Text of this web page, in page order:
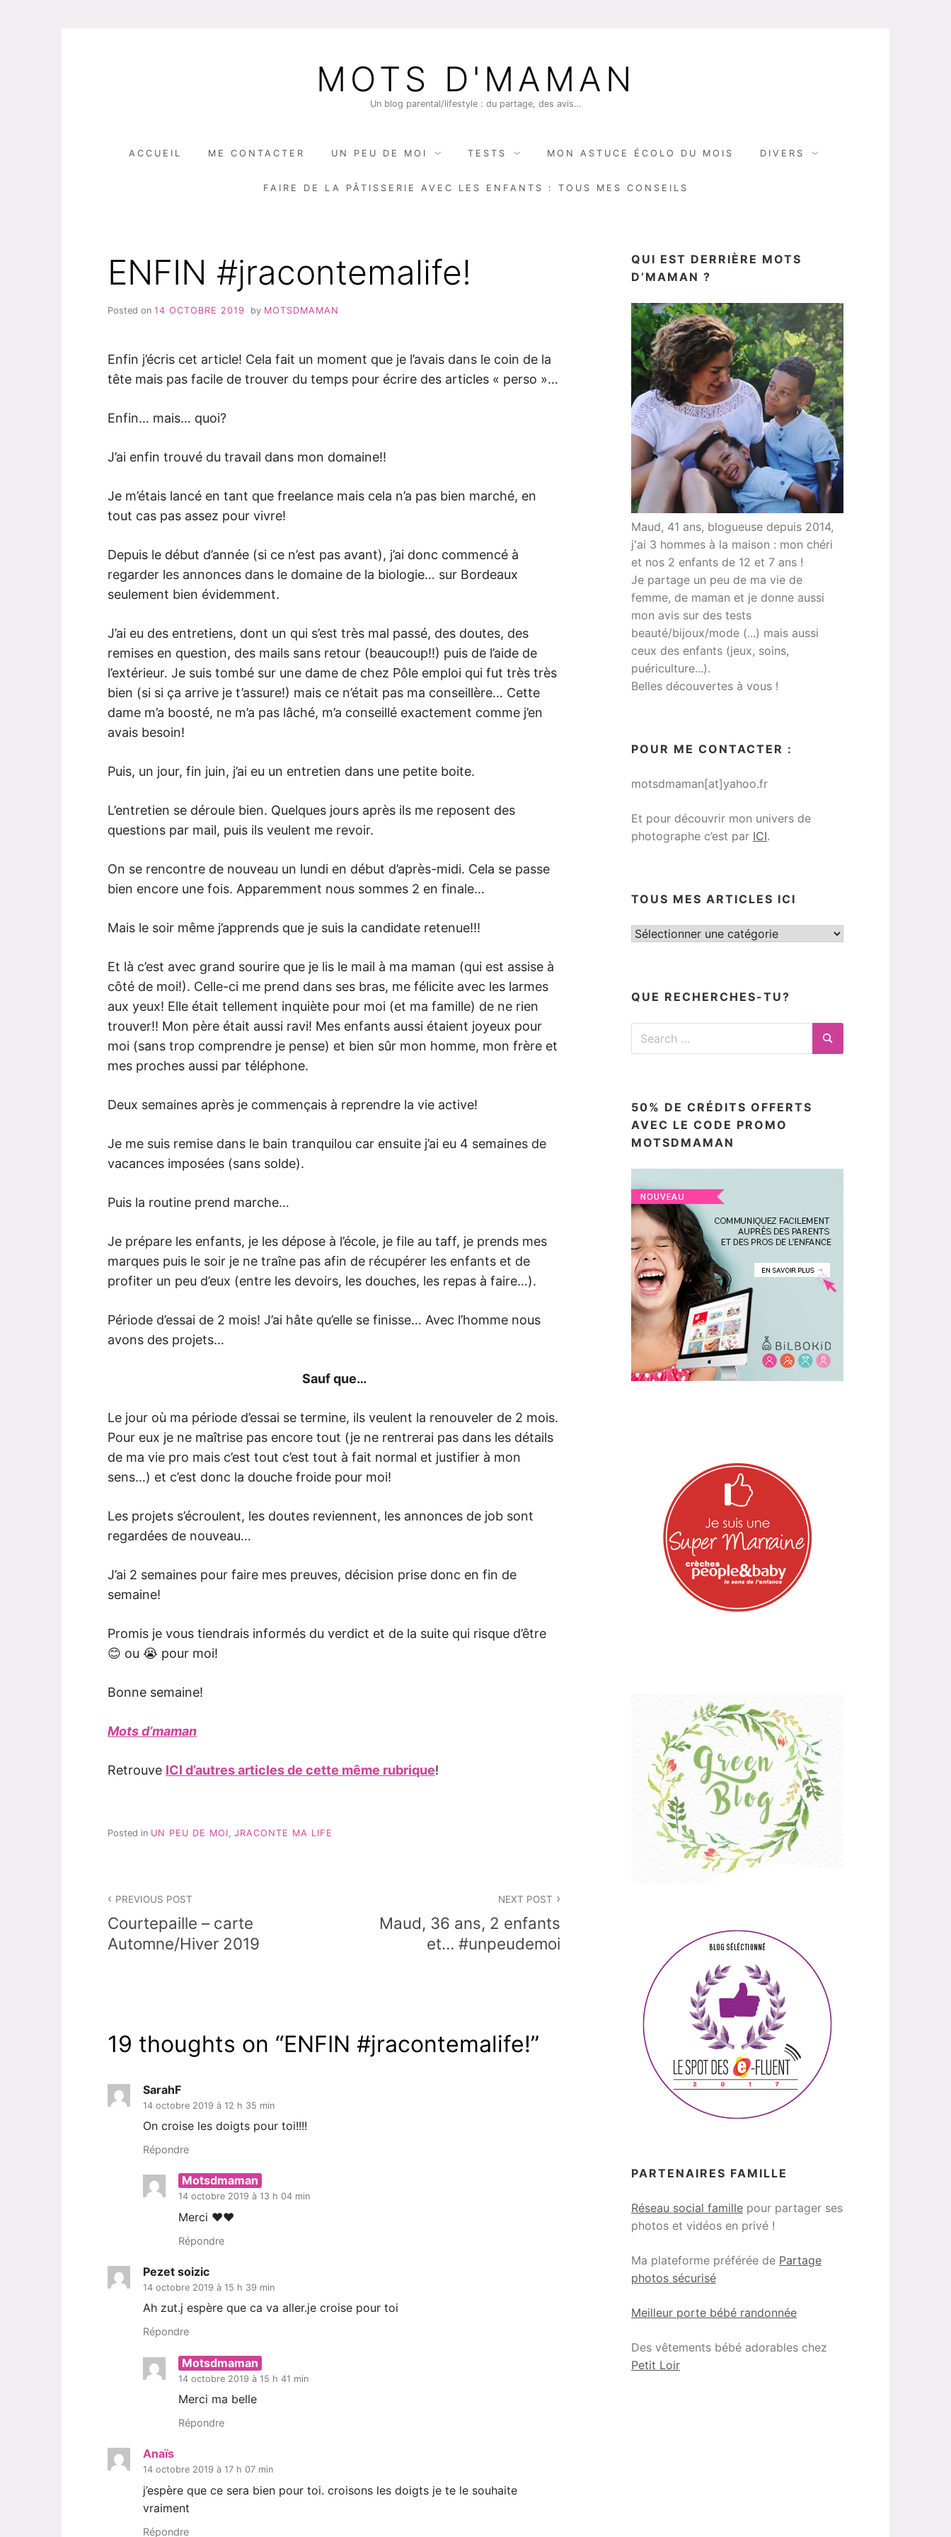
MOTS D'MAMAN
Un blog parental/lifestyle : du partage, des avis…
ACCUEIL ME CONTACTER UN PEU DE MOI TESTS MON ASTUCE ÉCOLO DU MOIS DIVERS
FAIRE DE LA PÂTISSERIE AVEC LES ENFANTS : TOUS MES CONSEILS
ENFIN #jracontemalife!
Posted on 14 OCTOBRE 2019 by MOTSDMAMAN
Enfin j’écris cet article! Cela fait un moment que je l’avais dans le coin de la
tête mais pas facile de trouver du temps pour écrire des articles « perso »…
Enfin… mais… quoi?
J’ai enfin trouvé du travail dans mon domaine!!
Je m’étais lancé en tant que freelance mais cela n’a pas bien marché, en
tout cas pas assez pour vivre!
Depuis le début d’année (si ce n’est pas avant), j’ai donc commencé à
regarder les annonces dans le domaine de la biologie… sur Bordeaux
seulement bien évidemment.
J’ai eu des entretiens, dont un qui s’est très mal passé, des doutes, des
remises en question, des mails sans retour (beaucoup!!) puis de l’aide de
l’extérieur. Je suis tombé sur une dame de chez Pôle emploi qui fut très très
bien (si si ça arrive je t’assure!) mais ce n’était pas ma conseillère… Cette
dame m’a boosté, ne m’a pas lâché, m’a conseillé exactement comme j’en
avais besoin!
Puis, un jour, fin juin, j’ai eu un entretien dans une petite boite.
L’entretien se déroule bien. Quelques jours après ils me reposent des
questions par mail, puis ils veulent me revoir.
On se rencontre de nouveau un lundi en début d’après-midi. Cela se passe
bien encore une fois. Apparemment nous sommes 2 en finale…
Mais le soir même j’apprends que je suis la candidate retenue!!!
Et là c’est avec grand sourire que je lis le mail à ma maman (qui est assise à
côté de moi!). Celle-ci me prend dans ses bras, me félicite avec les larmes
aux yeux! Elle était tellement inquiète pour moi (et ma famille) de ne rien
trouver!! Mon père était aussi ravi! Mes enfants aussi étaient joyeux pour
moi (sans trop comprendre je pense) et bien sûr mon homme, mon frère et
mes proches aussi par téléphone.
Deux semaines après je commençais à reprendre la vie active!
Je me suis remise dans le bain tranquilou car ensuite j’ai eu 4 semaines de
vacances imposées (sans solde).
Puis la routine prend marche…
Je prépare les enfants, je les dépose à l’école, je file au taff, je prends mes
marques puis le soir je ne traîne pas afin de récupérer les enfants et de
profiter un peu d’eux (entre les devoirs, les douches, les repas à faire…).
Période d’essai de 2 mois! J’ai hâte qu’elle se finisse… Avec l’homme nous
avons des projets…
Sauf que…
Le jour où ma période d’essai se termine, ils veulent la renouveler de 2 mois.
Pour eux je ne maîtrise pas encore tout (je ne rentrerai pas dans les détails
de ma vie pro mais c’est tout c’est tout à fait normal et justifier à mon
sens…) et c’est donc la douche froide pour moi!
Les projets s’écroulent, les doutes reviennent, les annonces de job sont
regardées de nouveau…
J’ai 2 semaines pour faire mes preuves, décision prise donc en fin de
semaine!
Promis je vous tiendrais informés du verdict et de la suite qui risque d’être
😊 ou 😭 pour moi!
Bonne semaine!
Mots d’maman
Retrouve ICI d’autres articles de cette même rubrique!
Posted in UN PEU DE MOI, JRACONTE MA LIFE
de
l’article
PREVIOUS POST
Courtepaille – carte
Automne/Hiver 2019
NEXT POST
Maud, 36 ans, 2 enfants
et… #unpeudemoi
19 thoughts on “ENFIN #jracontemalife!”
SarahF
14 octobre 2019 à 12 h 35 min
On croise les doigts pour toi!!!!
Répondre
Motsdmaman
14 octobre 2019 à 13 h 04 min
Merci ❤❤
Répondre
Pezet soizic
14 octobre 2019 à 15 h 39 min
Ah zut.j espère que ca va aller.je croise pour toi
Répondre
Motsdmaman
14 octobre 2019 à 15 h 41 min
Merci ma belle
Répondre
Anaïs
14 octobre 2019 à 17 h 07 min
j’espère que ce sera bien pour toi. croisons les doigts je te le souhaite
vraiment
Répondre
QUI EST DERRIÈRE MOTS
D’MAMAN ?
Maud, 41 ans, blogueuse depuis 2014,
j'ai 3 hommes à la maison : mon chéri
et nos 2 enfants de 12 et 7 ans !
Je partage un peu de ma vie de
femme, de maman et je donne aussi
mon avis sur des tests
beauté/bijoux/mode (...) mais aussi
ceux des enfants (jeux, soins,
puériculture...).
Belles découvertes à vous !
POUR ME CONTACTER :
motsdmaman[at]yahoo.fr
Et pour découvrir mon univers de
photographe c’est par ICI.
TOUS MES ARTICLES ICI
Tous
QUE RECHERCHES-TU?
Search
Search
50% DE CRÉDITS OFFERTS
AVEC LE CODE PROMO
MOTSDMAMAN
PARTENAIRES FAMILLE
Réseau social famille pour partager ses
photos et vidéos en privé !
Ma plateforme préférée de Partage
photos sécurisé
Meilleur porte bébé randonnée
Des vêtements bébé adorables chez
Petit Loir